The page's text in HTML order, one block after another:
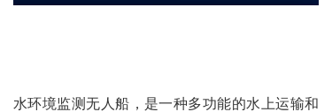
水环境监测无人船，是一种多功能的水上运输和